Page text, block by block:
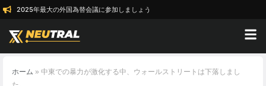
2025年最大の外国為替会議に参加しましょう
ホーム » 中東での暴力が激化する中、ウォールストリートは下落しまし